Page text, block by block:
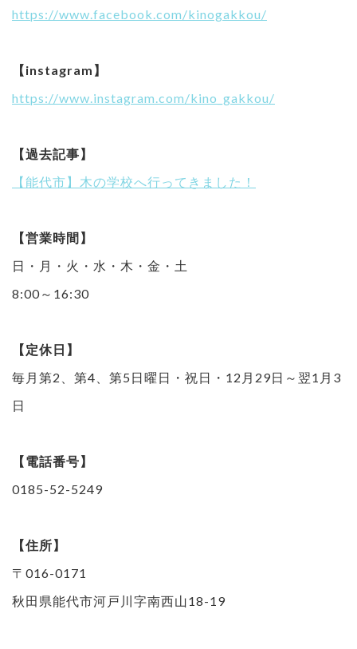
https://www.facebook.com/kinogakkou/
【instagram】
https://www.instagram.com/kino_gakkou/
【過去記事】
【能代市】木の学校へ行ってきました！
【営業時間】
日・月・火・水・木・金・土
8:00～16:30
【定休日】
毎月第2、第4、第5日曜日・祝日・12月29日～翌1月3
日
【電話番号】
0185-52-5249
【住所】
〒016-0171
秋田県能代市河戸川字南西山18-19